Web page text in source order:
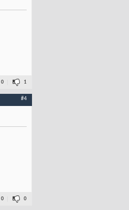
0 1
#4
0 0